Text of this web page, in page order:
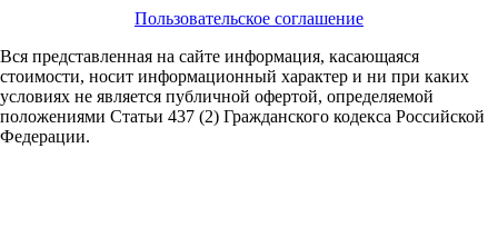
Пользовательское соглашение
Вся представленная на сайте информация, касающаяся
стоимости, носит информационный характер и ни при каких
условиях не является публичной офертой, определяемой
положениями Статьи 437 (2) Гражданского кодекса Российской
Федерации.